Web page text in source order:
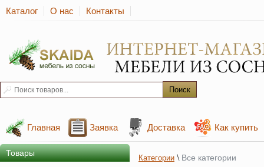
Каталог О нас Контакты
Главная Заявка Доставка Как купить
Товары
Категории \ Все категории